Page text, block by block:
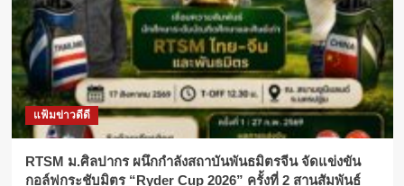
แฟ้มข่าวดีดี
RTSM ม.ศิลปากร ผนึกกำลังสถาบันพันธมิตรจีน จัดแข่งขัน
กอล์ฟกระชับมิตร “Ryder Cup 2026” ครั้งที่ 2 สานสัมพันธ์